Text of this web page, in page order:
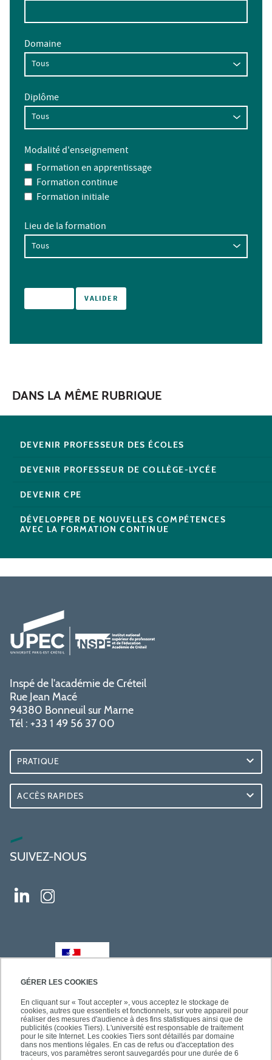
GÉRER LES COOKIES
En cliquant sur « Tout accepter », vous acceptez le stockage de
cookies, autres que essentiels et fonctionnels, sur votre appareil pour
réaliser des mesures d'audience à des fins statistiques ainsi que de
publicités (cookies Tiers). L'université est responsable de traitement
pour le site Internet. Les cookies Tiers sont détaillés par domaine
dans nos mentions légales. En cas de refus ou d'acceptation des
traceurs, vos paramètres seront sauvegardés pour une durée de 6
Domaine
Diplôme
Modalité d'enseignement
Formation en apprentissage
Formation continue
Formation initiale
Lieu de la formation
DANS LA MÊME RUBRIQUE
DEVENIR PROFESSEUR DES ÉCOLES
DEVENIR PROFESSEUR DE COLLÈGE-LYCÉE
DEVENIR CPE
DÉVELOPPER DE NOUVELLES COMPÉTENCES
AVEC LA FORMATION CONTINUE
Inspé de l'académie de Créteil
Rue Jean Macé
94380 Bonneuil sur Marne
Tél : +33 1 49 56 37 00
PRATIQUE
ACCÈS RAPIDES
SUIVEZ-NOUS